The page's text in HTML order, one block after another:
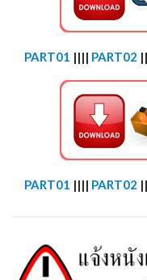
PART01 |||| PART02
PART01 |||| PART02